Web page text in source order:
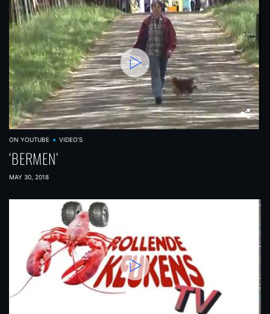
ON YOUTUBE VIDEO'S
‘BERMEN’
MAY 30, 2018